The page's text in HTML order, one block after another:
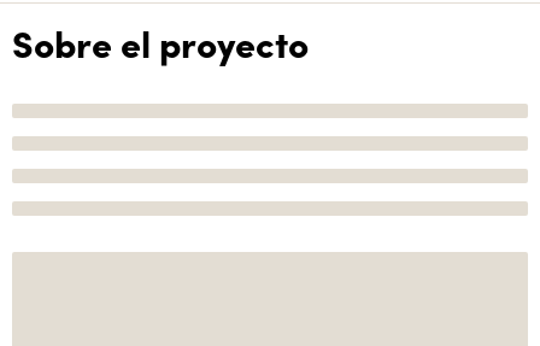
Sobre el proyecto